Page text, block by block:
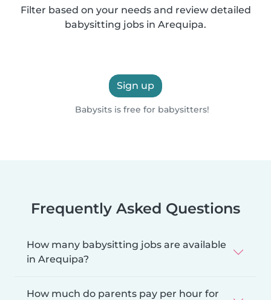
Filter based on your needs and review detailed
babysitting jobs in Arequipa.
Sign up
Babysits is free for babysitters!
Frequently Asked Questions
How many babysitting jobs are available
in Arequipa?
How much do parents pay per hour for